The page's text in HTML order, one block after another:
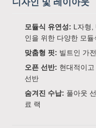
디자인 및 레이아웃
모듈식 유연성: L자형,
인을 위한 다양한 모듈
맞춤형 핏: 빌트인 가
오픈 선반: 현대적이
선반
숨겨진 수납: 풀아웃
료 랙